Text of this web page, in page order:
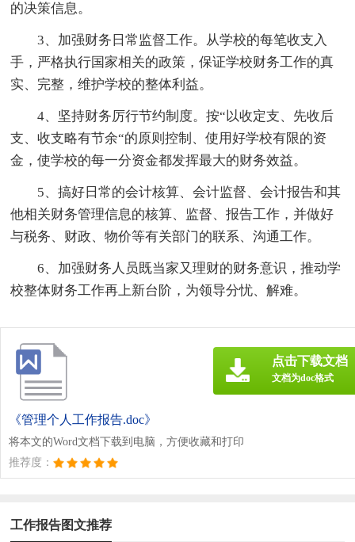
的决策信息。
3、加强财务日常监督工作。从学校的每笔收支入
手，严格执行国家相关的政策，保证学校财务工作的真
实、完整，维护学校的整体利益。
4、坚持财务厉行节约制度。按“以收定支、先收后
支、收支略有节余“的原则控制、使用好学校有限的资
金，使学校的每一分资金都发挥最大的财务效益。
5、搞好日常的会计核算、会计监督、会计报告和其
他相关财务管理信息的核算、监督、报告工作，并做好
与税务、财政、物价等有关部门的联系、沟通工作。
6、加强财务人员既当家又理财的财务意识，推动学
校整体财务工作再上新台阶，为领导分忧、解难。
《管理个人工作报告.doc》
将本文的Word文档下载到电脑，方便收藏和打印
推荐度：
点击下载文档
文档为doc格式
工作报告图文推荐